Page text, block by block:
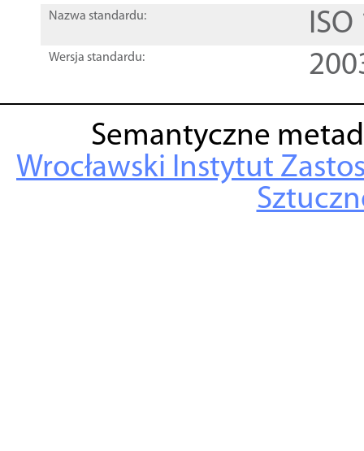
Nazwa standardu:
Wersja standardu:
Semantyczne
Wrocławski Instytut